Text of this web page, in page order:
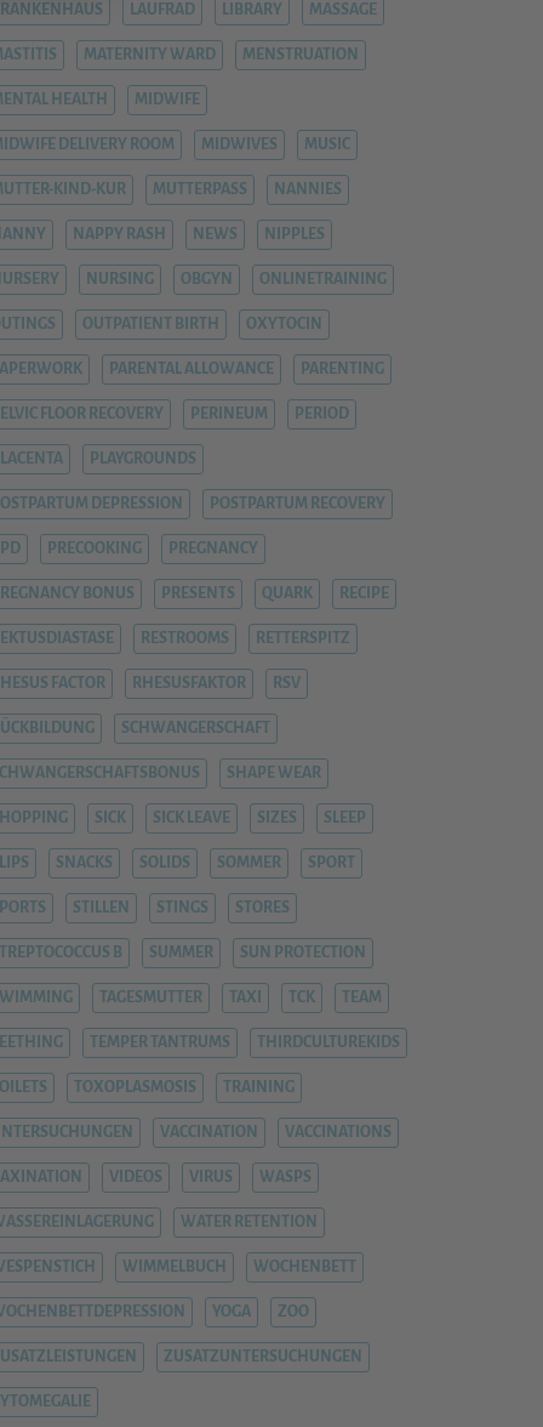
LAUFRAD LIBRARY MASSAGE
MATERNITY WARD MENSTRUATION
HEALTH MIDWIFE
DELIVERY ROOM MIDWIVES MUSIC
KIND-KUR MUTTERPASS NANNIES
NAPPY RASH NEWS NIPPLES
NURSING OBGYN ONLINETRAINING
OUTPATIENT BIRTH OXYTOCIN
PARENTAL ALLOWANCE PARENTING
FLOOR RECOVERY PERINEUM PERIOD
PLAYGROUNDS
DEPRESSION POSTPARTUM RECOVERY
PRECOOKING PREGNANCY
BONUS PRESENTS QUARK RECIPE
RESTROOMS RETTERSPITZ
FACTOR RHESUSFAKTOR RSV
SCHWANGERSCHAFT
SHAPE WEAR
SICK SICK LEAVE SIZES SLEEP
SNACKS SOLIDS SOMMER SPORT
STILLEN STINGS STORES
B SUMMER SUN PROTECTION
TAGESMUTTER TAXI TCK TEAM
TEETHING TEMPER TANTRUMS THIRDCULTUREKIDS
TOILETS TOXOPLASMOSIS TRAINING
VACCINATION VACCINATIONS
VIDEOS VIRUS WASPS
WATER RETENTION
WIMMELBUCH WOCHENBETT
YOGA ZOO
ZUSATZUNTERSUCHUNGEN